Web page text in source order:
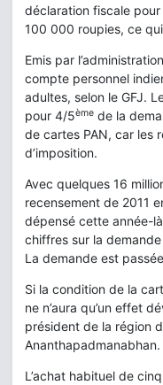
déclaration fiscale
100 000 roupies, ce
Emis par
compte personnel
adultes, selon le GFJ.
pour 4/5ème de la
de cartes PAN, car les
d’imposition.
Avec quelques 16
recensement de 2011
dépensé cette année-
chiffres sur la
La demande est
Si la condition de la
ne n’aura qu’un effet
président de la région
Ananthapadmanabhan.
L’achat habituel de